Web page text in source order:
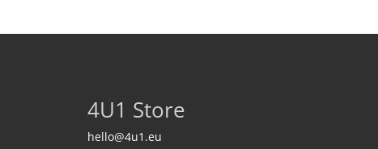
4U1 Store
hello@4u1.eu